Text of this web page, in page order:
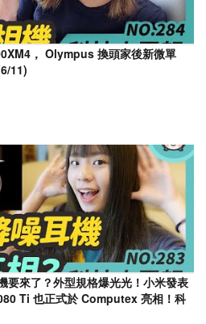
， Olympus 換頭家後新微單
11)
來了？外型規格爆光光！小米發表
Ti 也正式於 Computex 亮相！科